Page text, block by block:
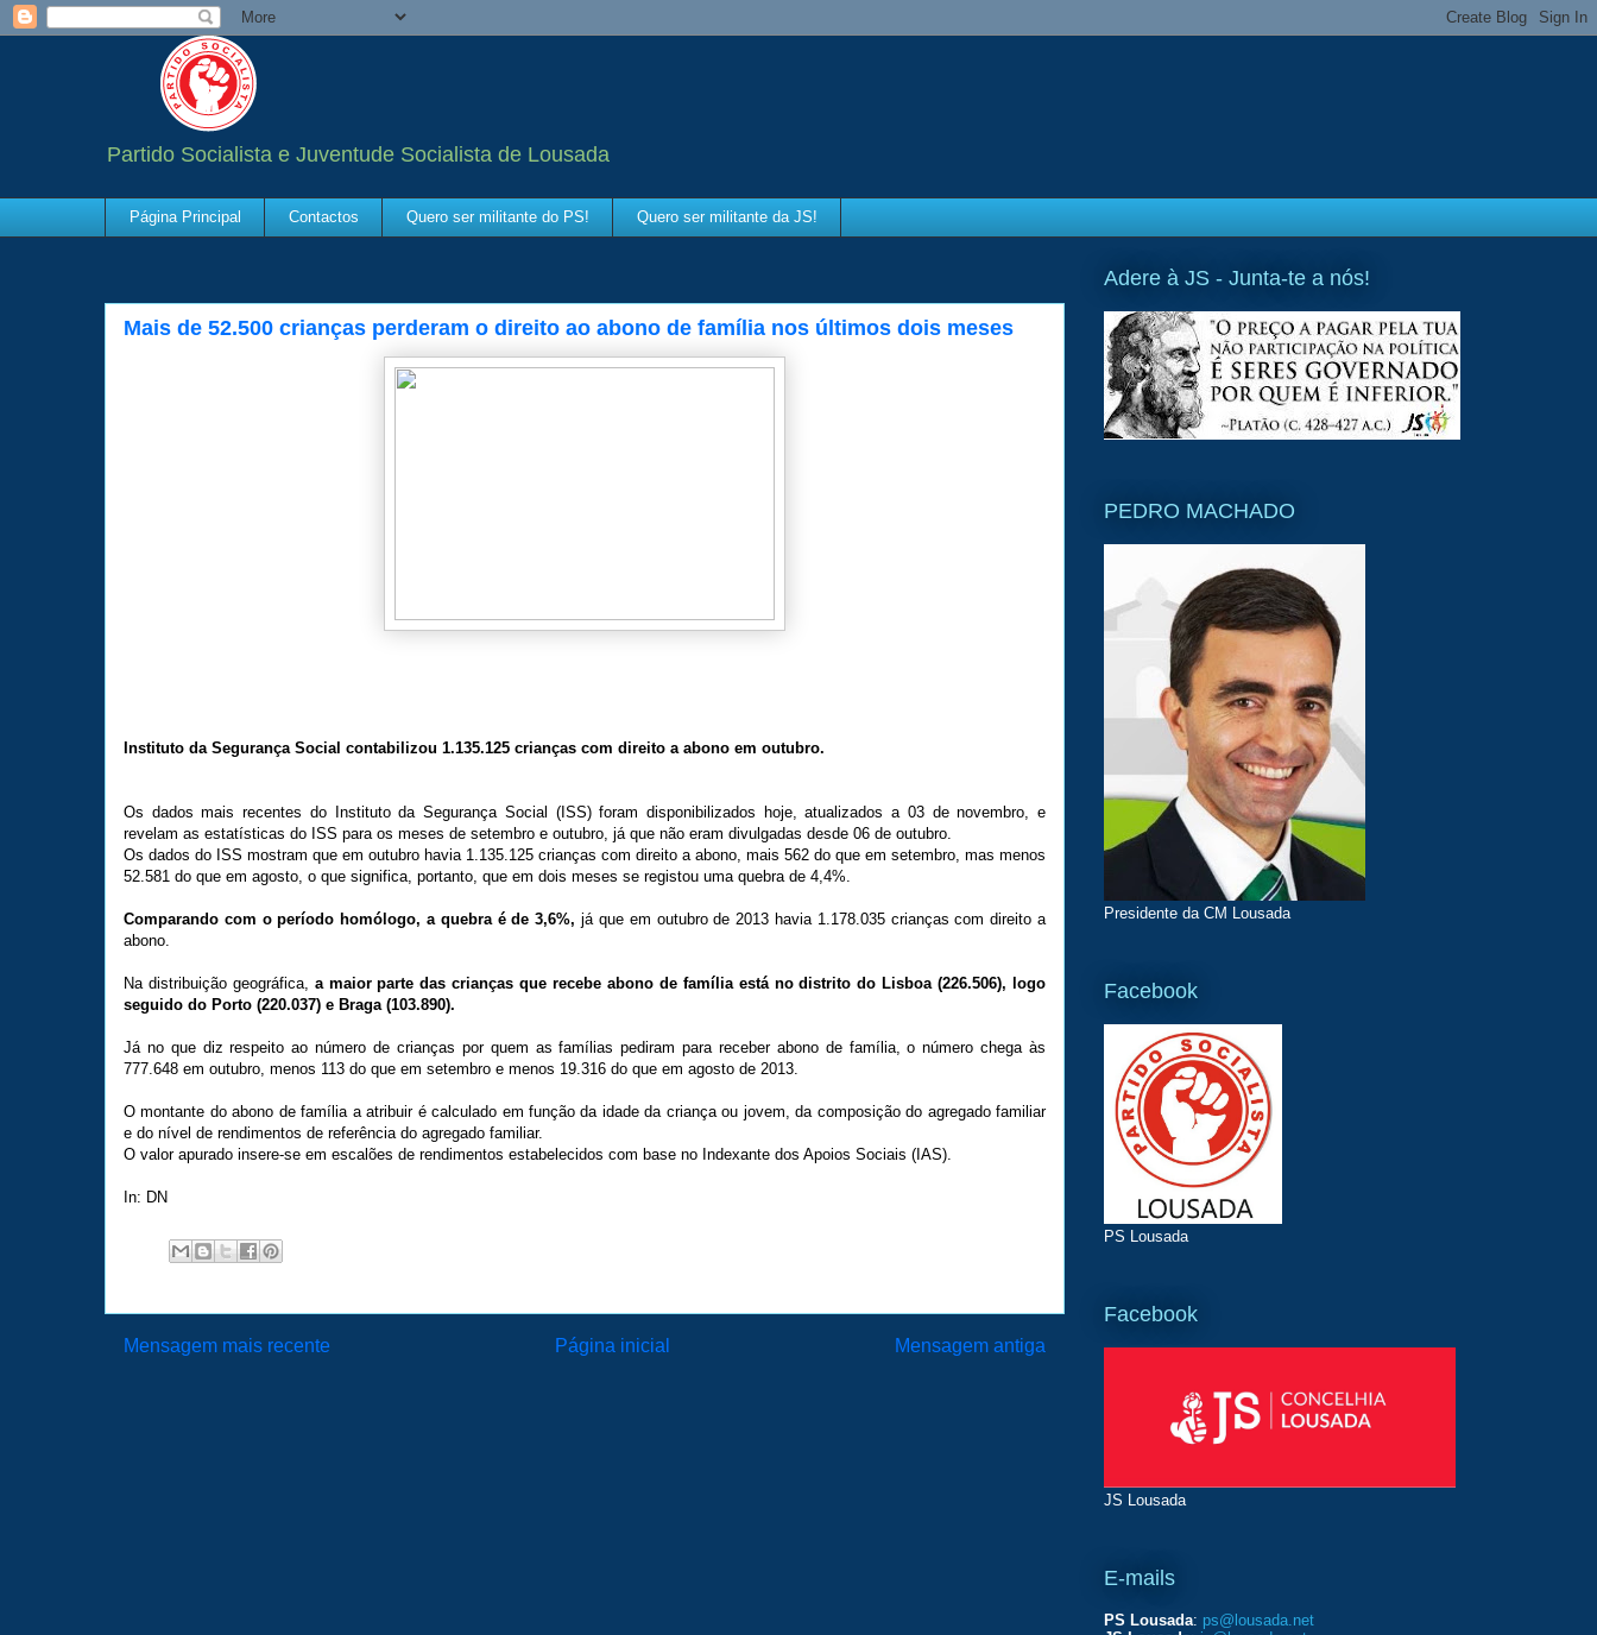
Partido Socialista e Juventude Socialista de Lousada
Página Principal Contactos Quero ser militante do PS! Quero ser militante da JS!
Mais de 52.500 crianças perderam o direito ao abono de família nos últimos dois meses
Instituto da Segurança Social contabilizou 1.135.125 crianças com direito a abono em outubro.
Os dados mais recentes do Instituto da Segurança Social (ISS) foram disponibilizados hoje, atualizados a 03 de novembro, e
revelam as estatísticas do ISS para os meses de setembro e outubro, já que não eram divulgadas desde 06 de outubro.
Os dados do ISS mostram que em outubro havia 1.135.125 crianças com direito a abono, mais 562 do que em setembro, mas menos
52.581 do que em agosto, o que significa, portanto, que em dois meses se registou uma quebra de 4,4%.
Comparando com o período homólogo, a quebra é de 3,6%, já que em outubro de 2013 havia 1.178.035 crianças com direito a
abono.
Na distribuição geográfica, a maior parte das crianças que recebe abono de família está no distrito do Lisboa (226.506), logo
seguido do Porto (220.037) e Braga (103.890).
Já no que diz respeito ao número de crianças por quem as famílias pediram para receber abono de família, o número chega às
777.648 em outubro, menos 113 do que em setembro e menos 19.316 do que em agosto de 2013.
O montante do abono de família a atribuir é calculado em função da idade da criança ou jovem, da composição do agregado familiar
e do nível de rendimentos de referência do agregado familiar.
O valor apurado insere-se em escalões de rendimentos estabelecidos com base no Indexante dos Apoios Sociais (IAS).
In: DN
Mensagem mais recente Mensagem antiga
Página inicial
Adere à JS - Junta-te a nós!
PEDRO MACHADO
Presidente da CM Lousada
Facebook
PS Lousada
Facebook
JS Lousada
E-mails
PS Lousada: ps@lousada.net